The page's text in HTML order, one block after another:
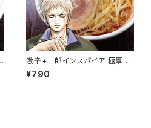
激辛+二郎インスパイア 極厚チ
ャーシュー付き 辛杉家の憂鬱2
nd 辛杉シゲキ 辛すぎInspire
¥790